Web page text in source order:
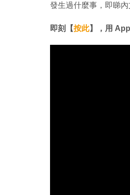
發生過什麼事，即睇內
即刻【按此】，用